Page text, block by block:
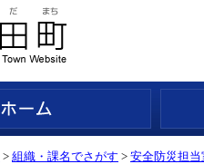
> 組織・課名でさがす > 安全防災担当